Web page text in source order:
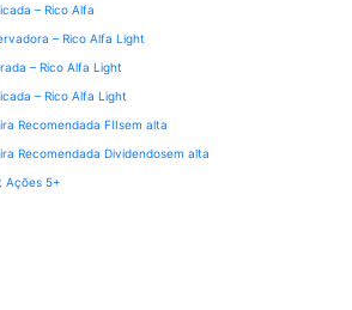
– Rico Alfa
– Rico Alfa Light
– Rico Alfa Light
– Rico Alfa Light
Recomendada FIIsem alta
Recomendada Dividendosem alta
Ações 5+